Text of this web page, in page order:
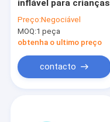
inflável para crianças
Preço:Negociável
MOQ:1 peça
obtenha o ultimo preço
contacto